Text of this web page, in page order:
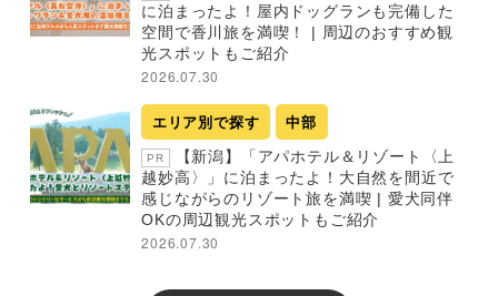
に泊まったよ！屋内ドッグランも完備した
空間で香川旅を満喫！ | 周辺のおすすめ観
光スポットもご紹介
2026.07.30
エリア別で探す 中部
PR
【新潟】「アパホテル＆リゾート〈上
越妙高〉」に泊まったよ！大自然を間近で
感じながらのリゾート旅を満喫 | 愛犬同伴
OKの周辺観光スポットもご紹介
2026.07.30